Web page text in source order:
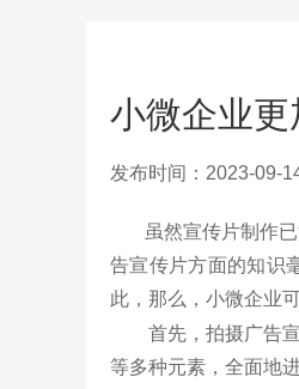
小微企业
发布时间：2023-09-
虽然宣传片制作已
告宣传片方面的知识
此，那么，小微企业
首先，拍摄广告宣
等多种元素，全面地